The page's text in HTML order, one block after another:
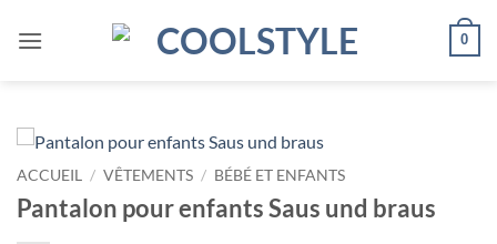
0
ACCUEIL / VÊTEMENTS / BÉBÉ ET ENFANTS
Pantalon pour enfants Saus und braus